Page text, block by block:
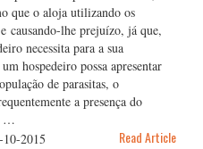
que o aloja utilizando os
causando-lhe prejuízo, já que,
necessita para a sua
hospedeiro possa apresentar
de parasitas, o
a presença do
…
10-2015 Read Article